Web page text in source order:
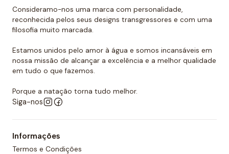
perfeitamente no corpo, dificulta que o jogador de
polo aquático seja agarrado pelos rivais, algo de vital
importância. Além disso, nossos calções não arrastam
água durante o movimento, melhorando a mobilidade
do homem que os usa. É por isso que eles podem ser
usados sem qualquer problema para natação ou
desportos aquáticos semelhantes.
Além disso, todos os calções de polo aquático têm
um forro completo na frente e nas costas e um
cordão ajustável para melhor adaptabilidade.
Consideramo-nos uma marca com personalidade,
reconhecida pelos seus designs transgressores e com uma
filosofia muito marcada.
Estamos unidos pelo amor à água e somos incansáveis em
nossa missão de alcançar a excelência e a melhor qualidade
em tudo o que fazemos.
Porque a natação torna tudo melhor.
Siga-nos
Informações
Termos e Condições